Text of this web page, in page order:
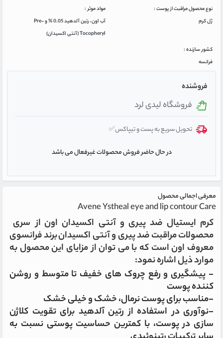
نوع محصول مراقبت از پوست :
ژل کرم
مواد موثر :
آب اون، رتین آلدهید 0.05 % و Pre-
Tocopheryl (آنتی اکسیدان)
کشور سازنده :
فرانسه
فروشنده
فروشگاه لیدی لرد
تحویل سریع به پست و تیپاکس✅
در حال حاضر فروش محصولات غیرفعال می باشد
معرفی اجمالی محصول
Avene Ystheal eye and lip contour Care
کرم ایستیال ضد پیری و آنتی اکسیدان اون از سری
محصولاتمراقبت ضد پیری و آنتی اکسیدانبرند فرانسوی
معروف اون است که با می توان از مزایای این محصول به
موارد ذیل اشاره نمود:
- پیشگیری و رفع چروک های خفیف تا متوسط و روشن
کننده پوست
-مناسب برای پوست نرمال، خشک و خیلی خشک
-نوآوری در استفاده از رتین آلدهید برای تقویت کلاژن
سازی در پوست، با کمترین حساسیت پوستی نسبت به